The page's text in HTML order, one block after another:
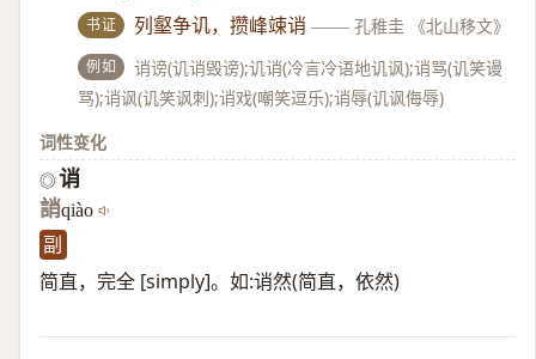
书证 列壑争讥，攒峰竦诮 —— 孔稚圭 《北山移文》
例如
诮谤(讥诮毁谤);讥诮(冷言冷语地讥讽);诮骂(讥笑谩
骂);诮讽(讥笑讽刺);诮戏(嘲笑逗乐);诮辱(讥讽侮辱)
词性变化
◎ 诮
誚qiào
副
简直，完全 [simply]。如:诮然(简直，依然)